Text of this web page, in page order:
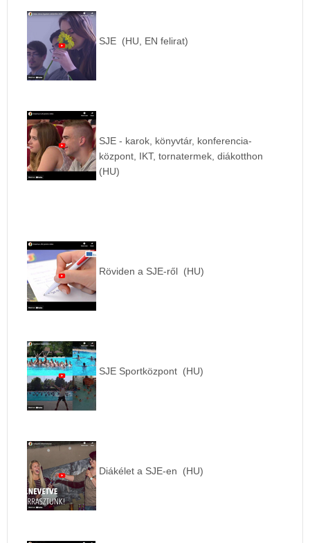
SJE (HU, EN felirat)
SJE - karok, könyvtár, konferencia-
központ, IKT, tornatermek, diákotthon
(HU)
Röviden a SJE-ről (HU)
SJE Sportközpont (HU)
Diákélet a SJE-en (HU)